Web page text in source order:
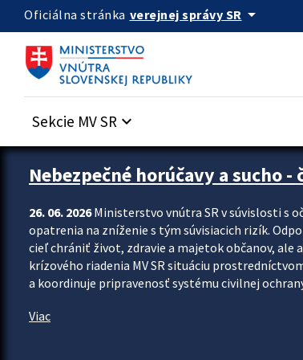
Preskocit na hlavný obsah
Oficiálna stránka verejnej správy SR arrow_drop_down
Sekcie MV SR keyboard_arrow_down
Zastavit automatický posun upútavok
Nebezpečné horúčavy a sucho
26. 06. 2026Ministerstvo vnútra SR v súvislosti s
opatrenia na zníženie s tým súvisiacich rizík.
cieľ chrániť život, zdravie a majetok občanov, ale
krízového riadenia MV SR situáciu
a koordinuje pripravenosť systému civilnej
Viac